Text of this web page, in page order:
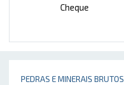
PEDRAS E MINERAIS BRUTOS
Cheque